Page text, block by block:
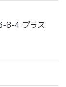
8-4 プラス